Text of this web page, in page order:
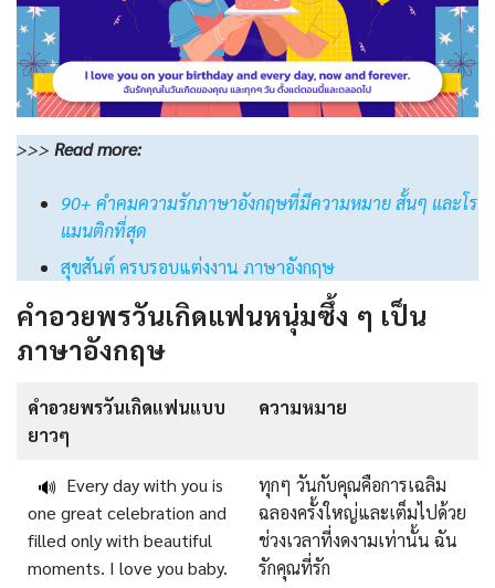
>>> Readmore:
90+ คําคมความรักภาษาอังกฤษที่มีความหมาย สั้นๆ และโร
แมนติกที่สุด
สุขสันต์ ครบรอบแต่งงาน ภาษาอังกฤษ
คำอวยพรวันเกิดแฟนหนุ่มซึ้ง ๆ เป็น
ภาษาอังกฤษ
คําอวยพรวันเกิดแฟนแบบ
ยาวๆ
ความหมาย
🔊 Every day with you is
one great celebration and
filled only with beautiful
moments. I love you baby.
ทุกๆ วันกับคุณคือการเฉลิม
ฉลองครั้งใหญ่และเต็มไปด้วย
ช่วงเวลาที่งดงามเท่านั้น ฉัน
รักคุณที่รัก